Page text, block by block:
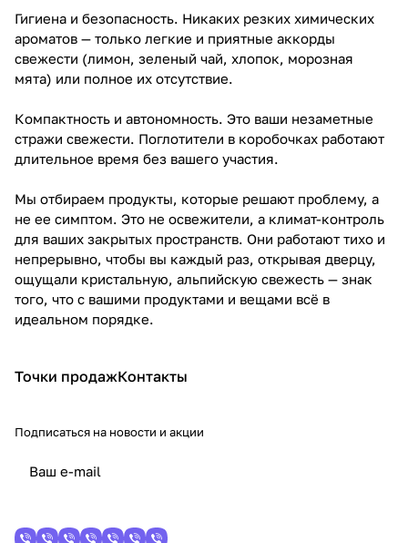
Гигиена и безопасность. Никаких резких химических
ароматов — только легкие и приятные аккорды
свежести (лимон, зеленый чай, хлопок, морозная
мята) или полное их отсутствие.
Компактность и автономность. Это ваши незаметные
стражи свежести. Поглотители в коробочках работают
длительное время без вашего участия.
Мы отбираем продукты, которые решают проблему, а
не ее симптом. Это не освежители, а климат-контроль
для ваших закрытых пространств. Они работают тихо и
непрерывно, чтобы вы каждый раз, открывая дверцу,
ощущали кристальную, альпийскую свежесть — знак
того, что с вашими продуктами и вещами всё в
идеальном порядке.
Точки продажКонтакты
Подписаться на новости и акции